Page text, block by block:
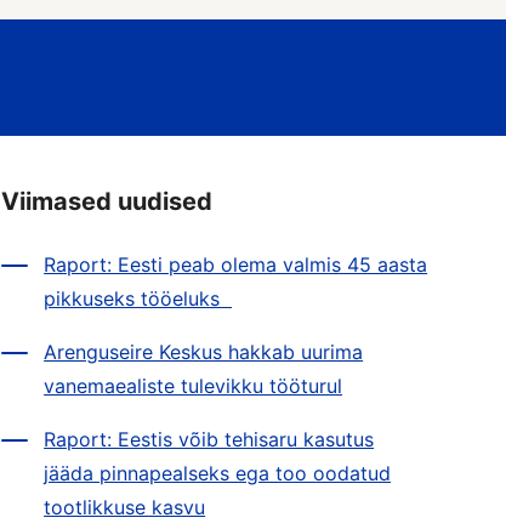
Viimased uudised
Raport: Eesti peab olema valmis 45 aasta
pikkuseks tööeluks
Arenguseire Keskus hakkab uurima
vanemaealiste tulevikku tööturul
Raport: Eestis võib tehisaru kasutus
jääda pinnapealseks ega too oodatud
tootlikkuse kasvu